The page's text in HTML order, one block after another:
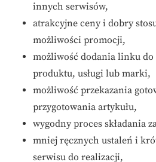
innych serwisów,
atrakcyjne ceny i dobry
możliwości promocji,
możliwość dodania linku do
produktu, usługi lub marki,
możliwość przekazania
przygotowania artykułu,
wygodny proces składania
mniej ręcznych ustaleń i
serwisu do realizacji,